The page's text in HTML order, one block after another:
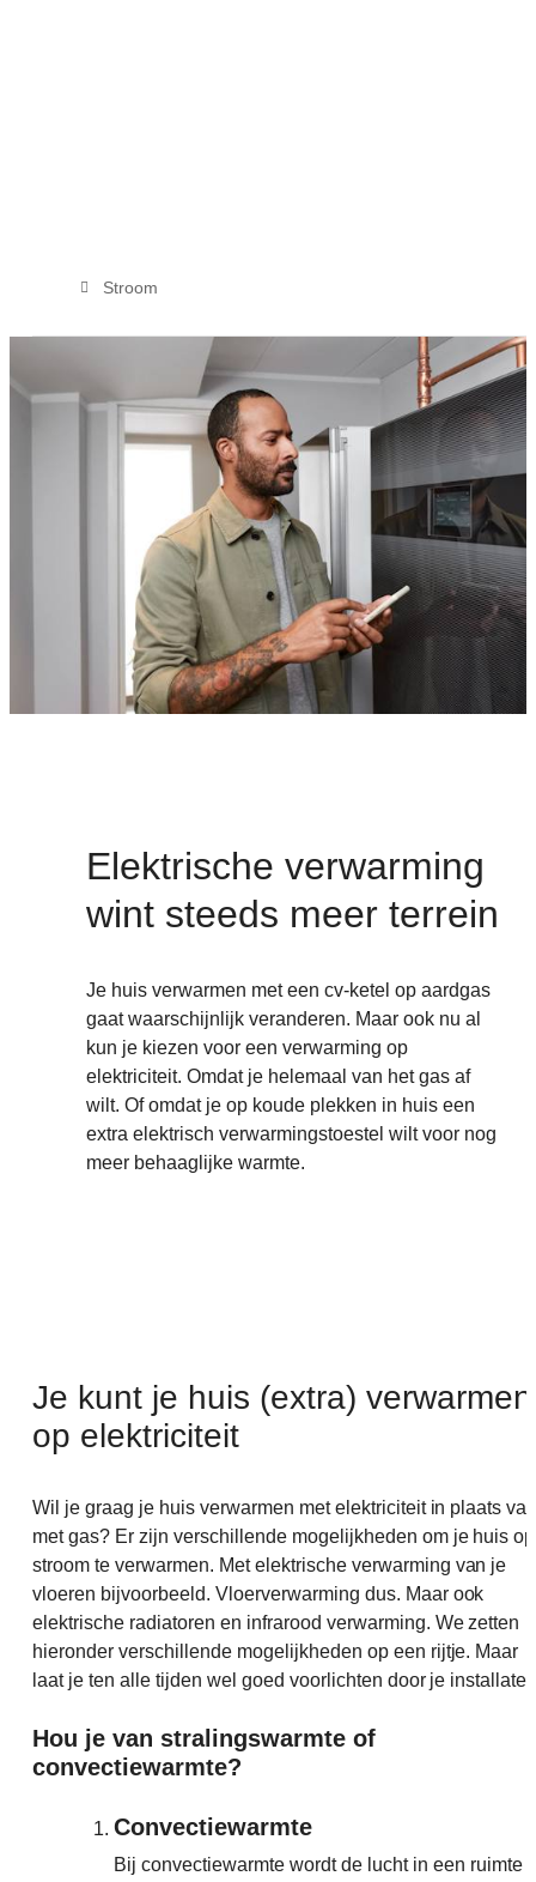
Stroom
Elektrische verwarming
wint steeds meer terrein
Je huis verwarmen met een cv-ketel op aardgas
gaat waarschijnlijk veranderen. Maar ook nu al
kun je kiezen voor een verwarming op
elektriciteit. Omdat je helemaal van het gas af
wilt. Of omdat je op koude plekken in huis een
extra elektrisch verwarmingstoestel wilt voor nog
meer behaaglijke warmte.
Je kunt je huis (extra) verwarmen
op elektriciteit
Wil je graag je huis verwarmen met elektriciteit in plaats
met gas? Er zijn verschillende mogelijkheden om je huis op
stroom te verwarmen. Met elektrische verwarming van je
vloeren bijvoorbeeld. Vloerverwarming dus. Maar ook
elektrische radiatoren en infrarood verwarming. We zetten
hieronder verschillende mogelijkheden op een rijtje. Maar
laat je ten alle tijden wel goed voorlichten door je
Hou je van stralingswarmte of
convectiewarmte?
Convectiewarmte
Bij convectiewarmte wordt de lucht in een ruimte